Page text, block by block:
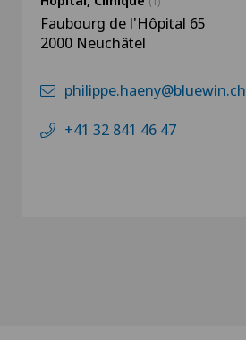
Faubourg de l'Hôpital 65
2000 Neuchâtel
philippe.haeny@bluewin.ch
+41 32 841 46 47